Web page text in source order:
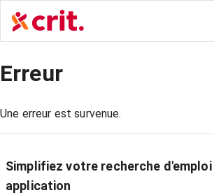
Erreur
Une erreur est survenue.
Simplifiez votre recherche
application